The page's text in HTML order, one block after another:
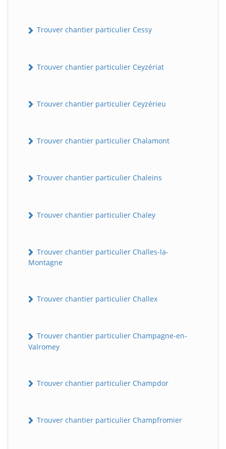
Trouver chantier particulier Cessy
Trouver chantier particulier Ceyzériat
Trouver chantier particulier Ceyzérieu
Trouver chantier particulier Chalamont
Trouver chantier particulier Chaleins
Trouver chantier particulier Chaley
Trouver chantier particulier Challes-la-
Montagne
Trouver chantier particulier Challex
Trouver chantier particulier Champagne-en-
Valromey
Trouver chantier particulier Champdor
Trouver chantier particulier Champfromier